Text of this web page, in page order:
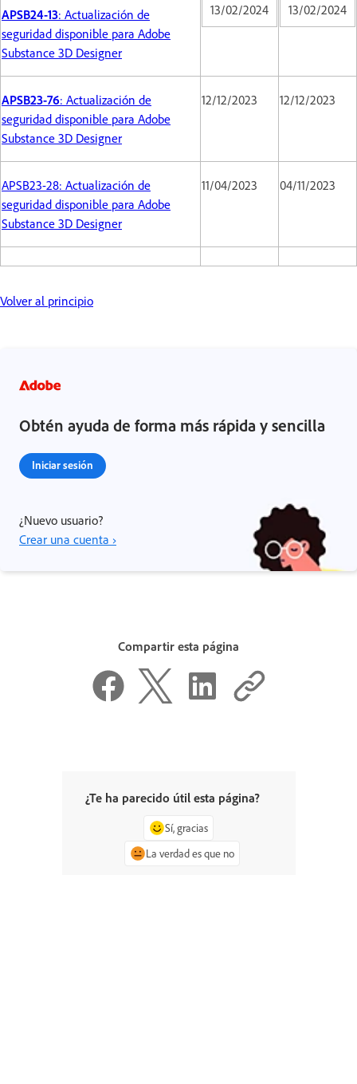
APSB24-13: Actualización de
seguridad disponible para Adobe
Substance 3D Designer
13/02/2024 13/02/2024
APSB23-76: Actualización de
seguridad disponible para Adobe
Substance 3D Designer
12/12/2023 12/12/2023
APSB23-28: Actualización de
seguridad disponible para Adobe
Substance 3D Designer
11/04/2023 04/11/2023
Volver al principio
Obtén ayuda de forma más rápida y sencilla
Iniciar sesión
¿Nuevo usuario?
Crear una cuenta ›
Compartir esta página
¿Te ha parecido útil esta página?
Sí, gracias
La verdad es que no